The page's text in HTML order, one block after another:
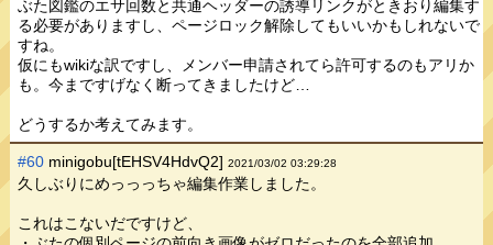
ぶた図鑑のエサ回数と共通ヘッダーの誘導リンクがときおり編集す
る必要がありますし、ページロック解除してもいいかもしれないで
すね。
仮にもwikiな訳ですし、メンバー申請されてら許可するのもアリか
も。今まですげなく断ってきましたけど…
どうするか考えてみます。
#60 minigobu[tEHSV4HdvQ2]2021/03/02 03:29:28
久しぶりにめっっっちゃ編集作業しました。
これはこないだですけど、